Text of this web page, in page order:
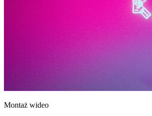
Montaż wideo